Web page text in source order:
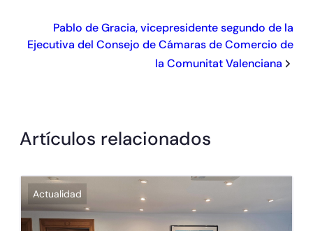
Pablo de Gracia, vicepresidente segundo de la
Ejecutiva del Consejo de Cámaras de Comercio de
la Comunitat Valenciana
Artículos relacionados
Actualidad